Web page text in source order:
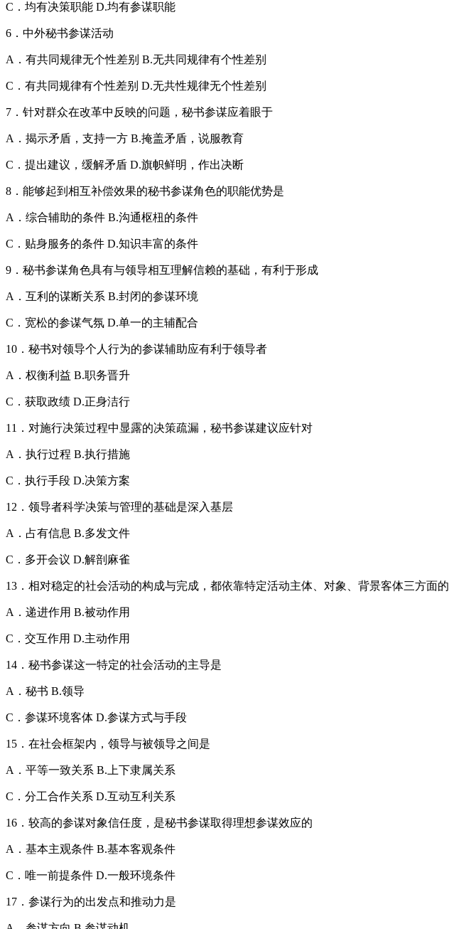
C．均有决策职能 D.均有参谋职能
6．中外秘书参谋活动
A．有共同规律无个性差别 B.无共同规律有个性差别
C．有共同规律有个性差别 D.无共性规律无个性差别
7．针对群众在改革中反映的问题，秘书参谋应着眼于
A．揭示矛盾，支持一方 B.掩盖矛盾，说服教育
C．提出建议，缓解矛盾 D.旗帜鲜明，作出决断
8．能够起到相互补偿效果的秘书参谋角色的职能优势是
A．综合辅助的条件 B.沟通枢杻的条件
C．贴身服务的条件 D.知识丰富的条件
9．秘书参谋角色具有与领导相互理解信赖的基础，有利于形成
A．互利的谋断关系 B.封闭的参谋环境
C．宽松的参谋气氛 D.单一的主辅配合
10．秘书对领导个人行为的参谋辅助应有利于领导者
A．权衡利益 B.职务晋升
C．获取政绩 D.正身洁行
11．对施行决策过程中显露的决策疏漏，秘书参谋建议应针对
A．执行过程 B.执行措施
C．执行手段 D.决策方案
12．领导者科学决策与管理的基础是深入基层
A．占有信息 B.多发文件
C．多开会议 D.解剖麻雀
13．相对稳定的社会活动的构成与完成，都依靠特定活动主体、对象、背景客体三方面的
A．递进作用 B.被动作用
C．交互作用 D.主动作用
14．秘书参谋这一特定的社会活动的主导是
A．秘书 B.领导
C．参谋环境客体 D.参谋方式与手段
15．在社会框架内，领导与被领导之间是
A．平等一致关系 B.上下隶属关系
C．分工合作关系 D.互动互利关系
16．较高的参谋对象信任度，是秘书参谋取得理想参谋效应的
A．基本主观条件 B.基本客观条件
C．唯一前提条件 D.一般环境条件
17．参谋行为的出发点和推动力是